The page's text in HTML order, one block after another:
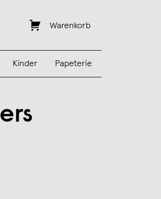
Warenkorb
Kinder Papeterie